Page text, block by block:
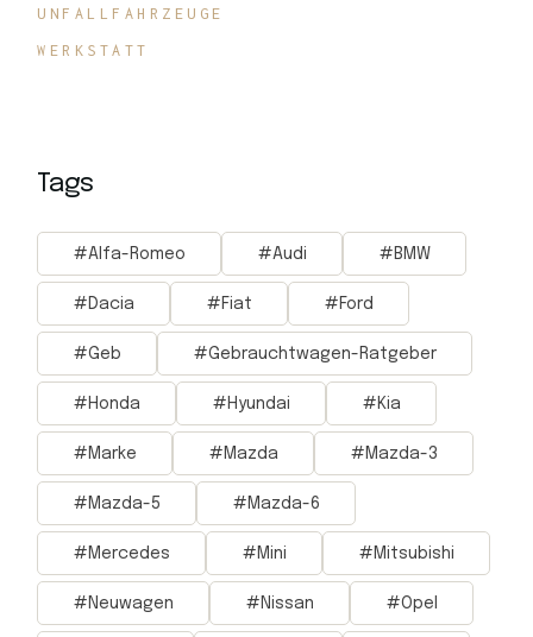
UNFALLFAHRZEUGE
WERKSTATT
Tags
Alfa-Romeo Audi BMW
Dacia Fiat Ford
Geb Gebrauchtwagen-Ratgeber
Honda Hyundai Kia
Marke Mazda Mazda-3
Mazda-5 Mazda-6
Mercedes Mini Mitsubishi
Neuwagen Nissan Opel